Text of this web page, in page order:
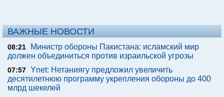
ВАЖНЫЕ НОВОСТИ
08:21
Министр обороны Пакистана: исламский мир
должен объединиться против израильской угрозы
07:57 Ynet: Нетаниягу предложил увеличить
десятилетнюю программу укрепления обороны до 400
млрд шекелей